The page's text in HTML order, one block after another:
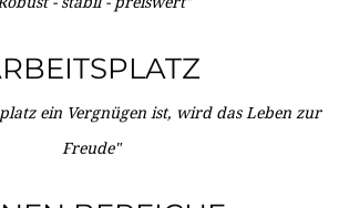
ein Vergnügen ist, wird das Leben zur
Freude"